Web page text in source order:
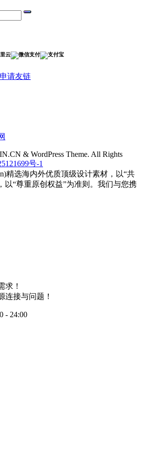
请友链
& WordPress Theme. All Rights
号-1
精选海内外优质顶级设计素材，以“共
以“尊重原创权益”为准则。我们与您携
求！
连接与问题！
- 24:00